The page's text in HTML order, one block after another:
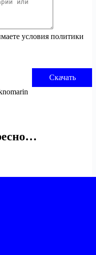
условия политики
Скачать